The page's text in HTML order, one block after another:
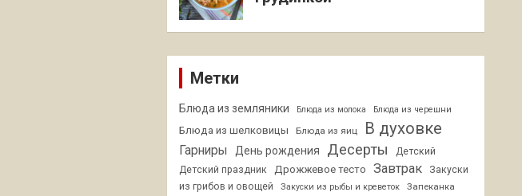
Метки
Блюда из земляники Блюда из молока Блюда из черешни
Блюда из шелковицы Блюда из яиц В духовке
Гарниры День рождения Десерты
Детский
Детский праздник
Дрожжевое тесто Завтрак
Закуски
из грибов и овощей
Закуски из рыбы и креветок Запеканка